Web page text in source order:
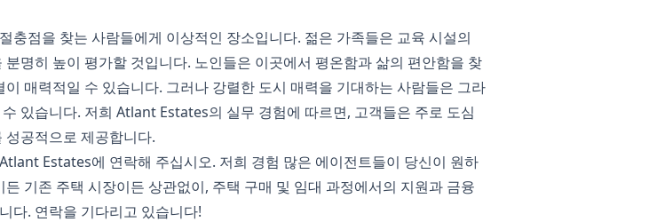
점을 찾는 사람들에게 이상적인 장소입니다. 젊은 가족들은 교육 시설의
명히 높이 평가할 것입니다. 노인들은 이곳에서 평온함과 삶의 편안함을 찾
매력적일 수 있습니다. 그러나 강렬한 도시 매력을 기대하는 사람들은 그라
있습니다. 저희 Atlant Estates의 실무 경험에 따르면, 고객들은 주로 도심
공적으로 제공합니다.
Estates에 연락해 주십시오. 저희 경험 많은 에이전트들이 당신이 원하
기존 주택 시장이든 상관없이, 주택 구매 및 임대 과정에서의 지원과 금융
다. 연락을 기다리고 있습니다!